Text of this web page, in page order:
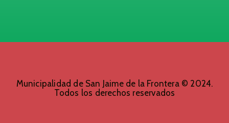
Municipalidad de San Jaime de la Frontera © 2024.
Todos los derechos reservados